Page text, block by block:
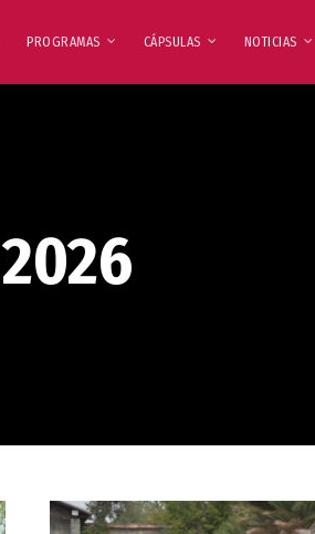
PROGRAMAS CÁPSULAS NOTICIAS
2026